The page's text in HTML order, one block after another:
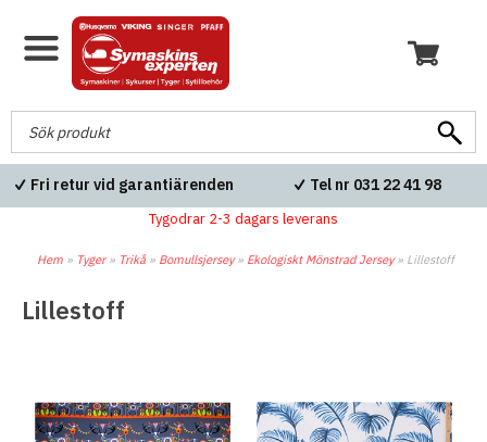
Fri retur vid garantiärenden Tel nr 031 22 41 98
Tygodrar 2-3 dagars leverans
Hem » Tyger» Trikå » Bomullsjersey» Ekologiskt Mönstrad Jersey» Lillestoff
Lillestoff